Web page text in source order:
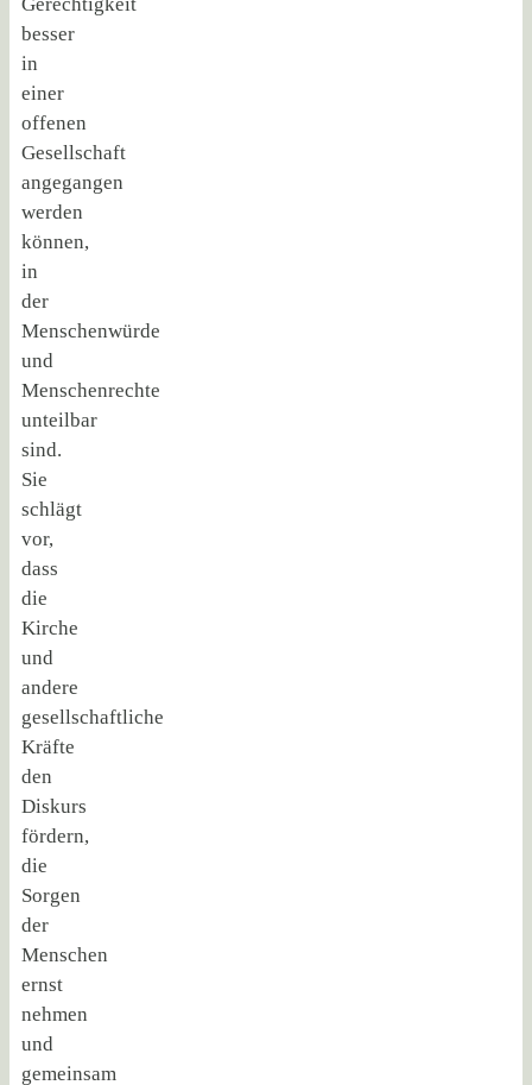
besser
in
einer
offenen
Gesellschaft
angegangen
werden
können,
in
der
Menschenwürde
und
Menschenrechte
unteilbar
sind.
Sie
schlägt
vor,
dass
die
Kirche
und
andere
gesellschaftliche
Kräfte
den
Diskurs
fördern,
die
Sorgen
der
Menschen
ernst
nehmen
und
gemeinsam